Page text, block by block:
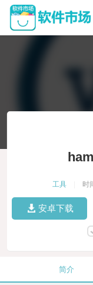
工具 时
安卓下载
简介